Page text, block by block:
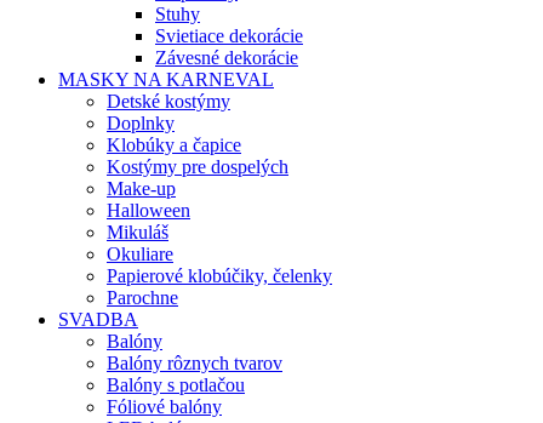
Stuhy
Svietiace dekorácie
Závesné dekorácie
MASKY NA KARNEVAL
Detské kostýmy
Doplnky
Klobúky a čapice
Kostýmy pre dospelých
Make-up
Halloween
Mikuláš
Okuliare
Papierové klobúčiky, čelenky
Parochne
SVADBA
Balóny
Balóny rôznych tvarov
Balóny s potlačou
Fóliové balóny